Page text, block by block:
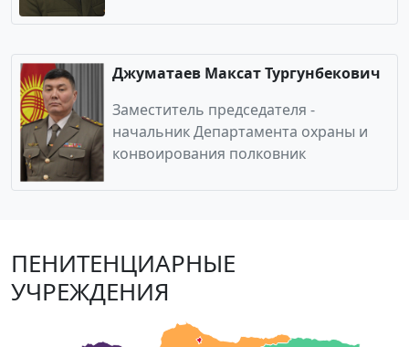
Джуматаев Максат Тургунбекович
Заместитель председателя -
начальник Департамента охраны и
конвоирования полковник
ПЕНИТЕНЦИАРНЫЕ
УЧРЕЖДЕНИЯ